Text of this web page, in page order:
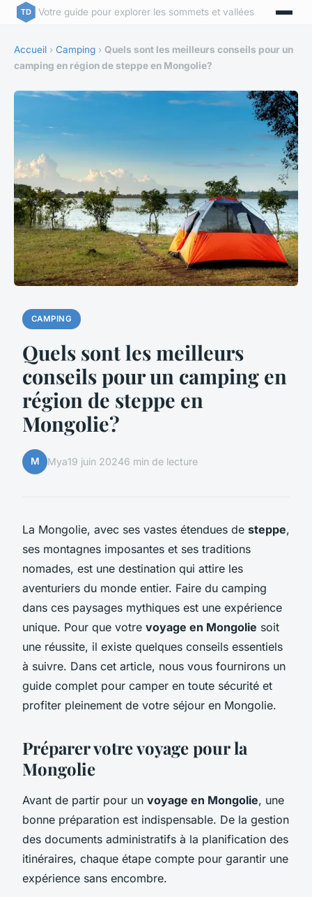
Votre guide pour explorer les sommets et vallées
Accueil › Camping › Quels sont les meilleurs conseils pour un
camping en région de steppe en Mongolie?
CAMPING
Quels sont les meilleurs
conseils pour un camping en
région de steppe en
Mongolie?
M Mya19 juin 20246 min de lecture
La Mongolie, avec ses vastes étendues de steppe,
ses montagnes imposantes et ses traditions
nomades, est une destination qui attire les
aventuriers du monde entier. Faire du camping
dans ces paysages mythiques est une expérience
unique. Pour que votre voyage en Mongolie soit
une réussite, il existe quelques conseils essentiels
à suivre. Dans cet article, nous vous fournirons un
guide complet pour camper en toute sécurité et
profiter pleinement de votre séjour en Mongolie.
Préparer votre voyage pour la
Mongolie
Avant de partir pour un voyage en Mongolie, une
bonne préparation est indispensable. De la gestion
des documents administratifs à la planification des
itinéraires, chaque étape compte pour garantir une
expérience sans encombre.